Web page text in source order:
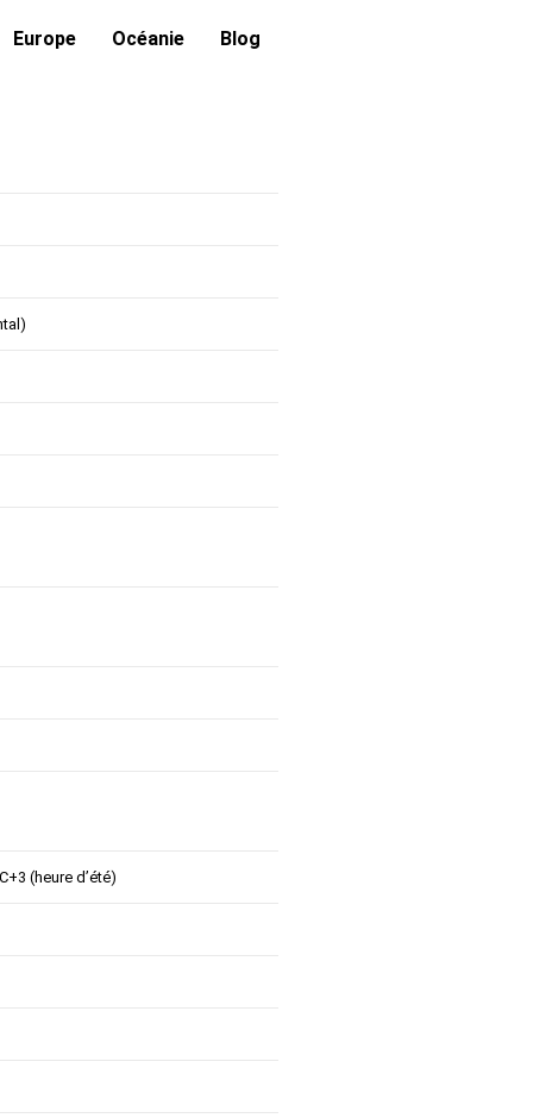
Europe Océanie Blog
(heure d’été)